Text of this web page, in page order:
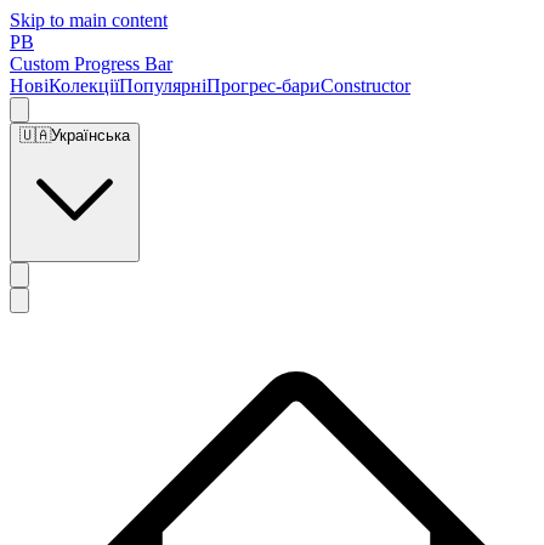
Skip to main content
PB
Custom Progress Bar
НовіКолекціїПопулярніПрогрес-бариConstructor
🇺🇦Українська